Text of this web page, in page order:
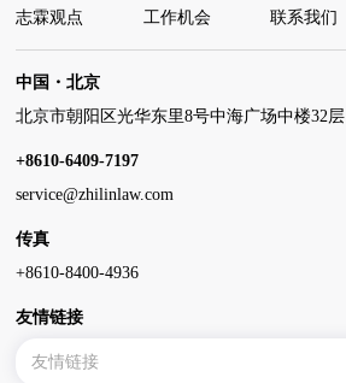
志霖观点 工作机会 联系我们
中国・北京
北京市朝阳区光华东里8号中海广场中楼32层
+8610-6409-7197
service@zhilinlaw.com
传真
+8610-8400-4936
友情链接
友情链接